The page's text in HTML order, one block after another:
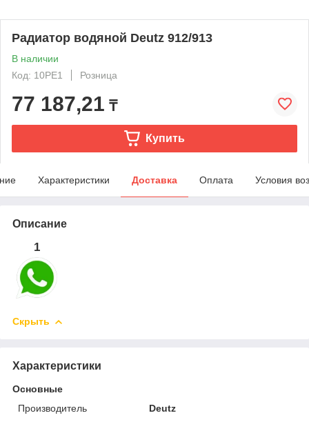
Радиатор водяной Deutz 912/913
В наличии
Код: 10PE1
Розница
77 187,21 ₸
Купить
Характеристики Доставка Оплата Условия
Описание
1
Скрыть
Характеристики
Основные
Производитель
Deutz